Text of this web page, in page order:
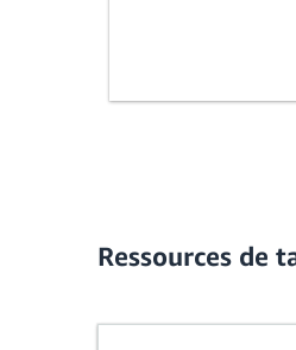
Ressources de